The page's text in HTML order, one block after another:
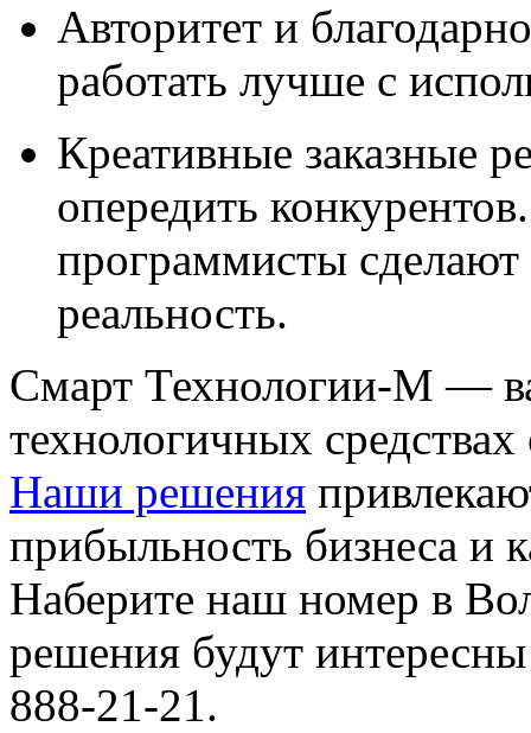
Авторитет и
работать лучше с
Креативные заказные
опередить
программисты сделают
реальность.
Смарт Технологии-М —
технологичных
Наши решения
прибыльность бизнеса и
Наберите наш номер в
решения будут
888-21-21.